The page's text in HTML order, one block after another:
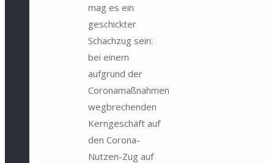
mag es ein
geschickter
Schachzug sein:
bei einem
aufgrund der
Coronamaßnahmen
wegbrechenden
Kerngeschäft auf
den Corona-
Nutzen-Zug auf